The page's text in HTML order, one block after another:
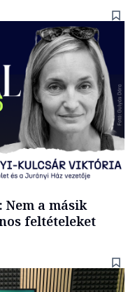
a másik
feltételeket